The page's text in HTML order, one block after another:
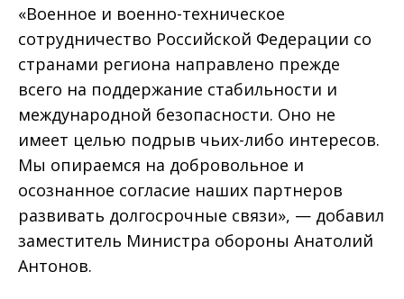
«Военное и военно-техническое
сотрудничество Российской Федерации со
странами региона направлено прежде
всего на поддержание стабильности и
международной безопасности. Оно не
имеет целью подрыв чьих-либо интересов.
Мы опираемся на добровольное и
осознанное согласие наших партнеров
развивать долгосрочные связи», — добавил
заместитель Министра обороны Анатолий
Антонов.